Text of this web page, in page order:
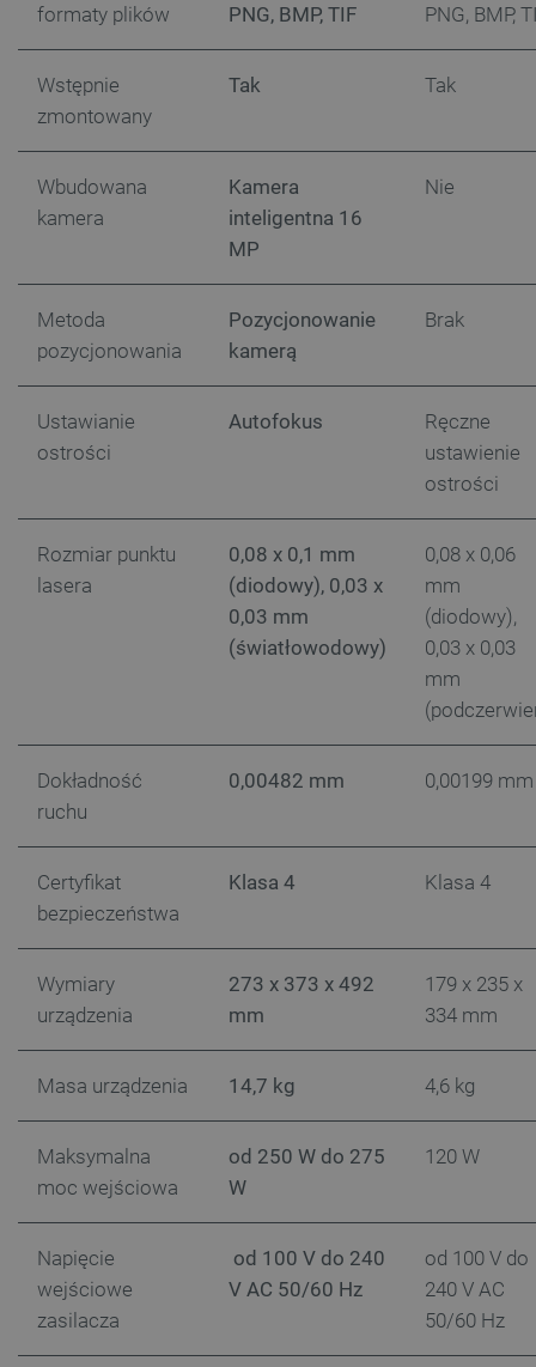
formaty plików
PNG, BMP, TIF
PNG, BMP,
Wstępnie
zmontowany
Tak Tak
Wbudowana
kamera
Kamera
inteligentna 16
MP
Nie
Metoda
pozycjonowania
Pozycjonowanie
kamerą
Brak
Ustawianie
ostrości
Autofokus
Ręczne
ustawienie
ostrości
Rozmiar punktu
lasera
0,08 x 0,1 mm
(diodowy), 0,03 x
0,03 mm
(światłowodowy)
0,08 x 0,06
mm
(diodowy),
0,03 x 0,03
mm
Dokładność
ruchu
0,00482 mm 0,00199 mm
Certyfikat
bezpieczeństwa
Klasa 4 Klasa 4
Wymiary
urządzenia
273 x 373 x 492
mm
179 x 235 x
334 mm
Masa urządzenia 14,7 kg 4,6 kg
Maksymalna
moc wejściowa
od 250 W do 275
W
120 W
Napięcie
wejściowe
zasilacza
od 100 V do 240
V AC 50/60 Hz
od 100 V do
240 V AC
50/60 Hz
dlapi_ucp
lokalna
Pamięć
sesji
Pamięć
lbx_ac_easystorage
Pamięć
_uetvid
Pamięć
_smsps
lastExternalReferrer
Pamięć
lokalna
_smps
Pamięć
182023
sesji
Pamięć
lokalna